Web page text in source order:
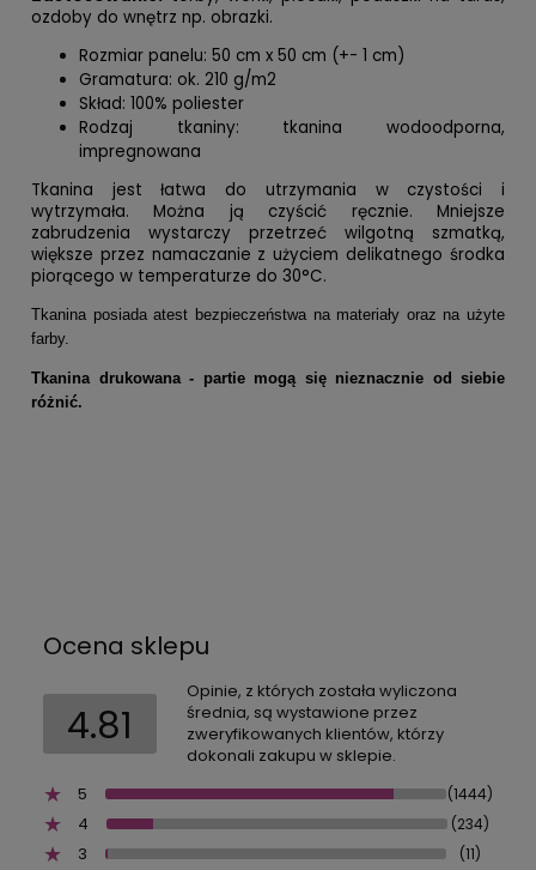
ozdoby do wnętrz np. obrazki.
Rozmiar panelu: 50 cm x 50 cm (+- 1 cm)
Gramatura: ok. 210 g/m2
Skład: 100% poliester
Rodzaj tkaniny: tkanina wodoodporna,
impregnowana
Tkanina jest łatwa do utrzymania w czystości i
wytrzymała. Można ją czyścić ręcznie. Mniejsze
zabrudzenia wystarczy przetrzeć wilgotną szmatką,
większe przez namaczanie z użyciem delikatnego środka
piorącego w temperaturze do 30°C.
Tkanina posiada atest bezpieczeństwa na materiały oraz na użyte
farby.
Tkanina drukowana - partie mogą się nieznacznie od siebie
różnić.
Ocena sklepu
4.81
Opinie, z których została wyliczona
średnia, są wystawione przez
zweryfikowanych klientów, którzy
dokonali zakupu w sklepie.
5
(1444)
4 (234)
3 (11)